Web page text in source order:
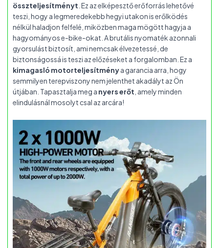
összteljesítményt . Ez az elképesztő erőforrás lehetővé
teszi, hogy a legmeredekebb hegyi utakon is erőlködés
nélkül haladjon felfelé, miközben maga mögött hagyja a
hagyományos e-bike-okat. A brutális nyomaték azonnali
gyorsulást biztosít, ami nemcsak élvezetessé, de
biztonságossá is teszi az előzéseket a forgalomban. Ez a
kimagasló motorteljesítménya garancia arra, hogy
semmilyen terepviszony nem jelenthet akadályt az Ön
útjában. Tapasztalja meg a nyers erőt , amely minden
elindulásnál mosolyt csal az arcára!